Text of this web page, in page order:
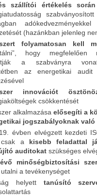
szállítói értékelés
(hazánkban jelenleg
folyamatosan kell
hogy megfelelően
a szabványra
az energetikai
innovációt
csökkentését
alkalmazása elősegíti a
jogszabályoknak való
évben elvégzett kezdeti
a kisebb feladattal
auditokat szükséges
minőségbiztosítási
a tevékenységet
helyetttanúsító